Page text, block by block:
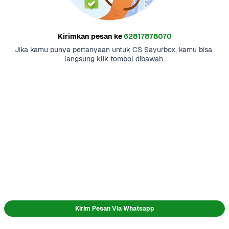
Kirimkan pesan ke62817878070
Jika kamu punya pertanyaan untuk CS Sayurbox, kamu bisa
langsung klik tombol dibawah.
Kirim Pesan Via Whatsapp